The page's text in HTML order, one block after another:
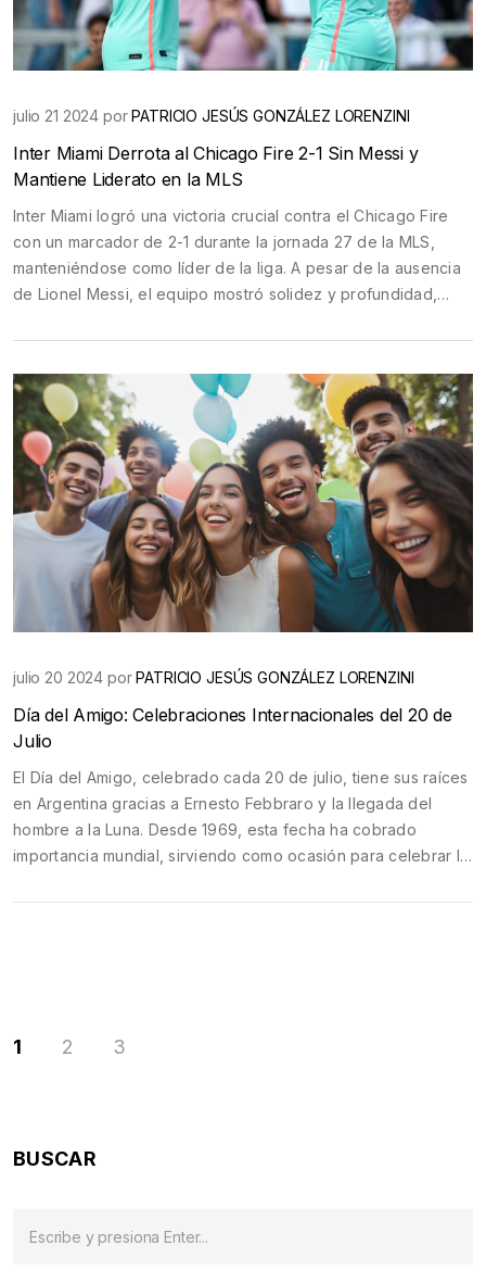
julio 21 2024 porPATRICIO JESÚS GONZÁLEZ LORENZINI
Inter Miami Derrota al Chicago Fire 2-1 Sin Messi y
Mantiene Liderato en la MLS
Inter Miami logró una victoria crucial contra el Chicago Fire
con un marcador de 2-1 durante la jornada 27 de la MLS,
manteniéndose como líder de la liga. A pesar de la ausencia
de Lionel Messi, el equipo mostró solidez y profundidad,
fue parte importante del triunfo.
julio 20 2024 porPATRICIO JESÚS GONZÁLEZ LORENZINI
Día del Amigo: Celebraciones Internacionales del 20 de
Julio
El Día del Amigo, celebrado cada 20 de julio, tiene sus raíces
en Argentina gracias a Ernesto Febbraro y la llegada del
hombre a la Luna. Desde 1969, esta fecha ha cobrado
importancia mundial, sirviendo como ocasión para celebrar la
1 2 3
BUSCAR